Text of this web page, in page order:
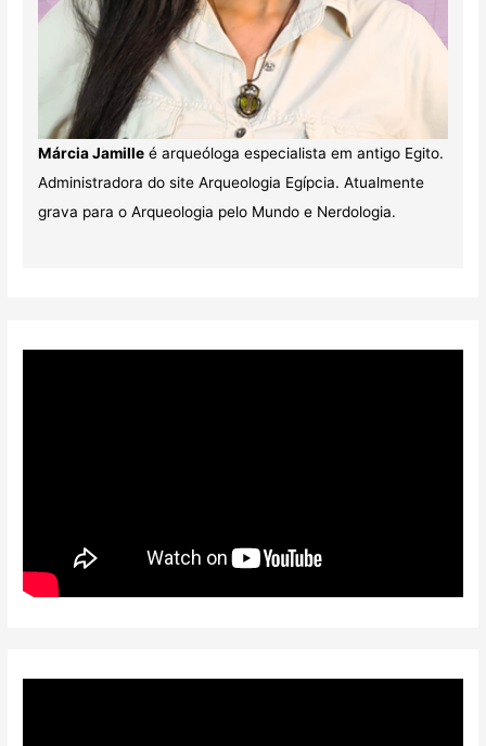
Márcia Jamilleé arqueóloga especialista em antigo Egito.
Administradora do site Arqueologia Egípcia. Atualmente
grava para o Arqueologia pelo Mundo e Nerdologia.